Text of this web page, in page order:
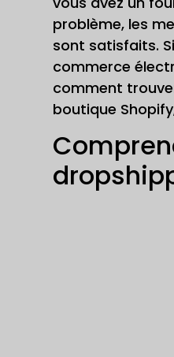
problème, les
sont satisfaits.
commerce
comment
boutique